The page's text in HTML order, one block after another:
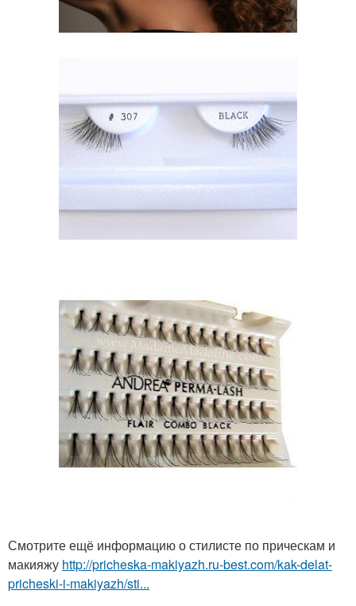
Смотрите ещё информацию о стилисте по прическам и
макияжу http://pricheska-makiyazh.ru-best.com/kak-delat-
pricheski-i-makiyazh/sti...